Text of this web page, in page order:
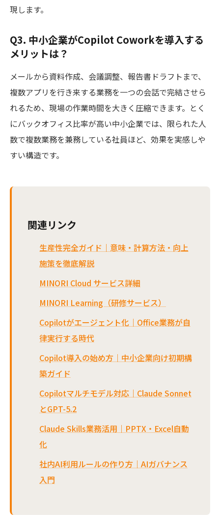
現します。
Q3. 中小企業がCopilot Coworkを導入する
メリットは？
メールから資料作成、会議調整、報告書ドラフトまで、
複数アプリを行き来する業務を一つの会話で完結させら
れるため、現場の作業時間を大きく圧縮できます。とく
にバックオフィス比率が高い中小企業では、限られた人
数で複数業務を兼務している社員ほど、効果を実感しや
すい構造です。
関連リンク
生産性完全ガイド｜意味・計算方法・向上
施策を徹底解説
MINORI Cloud サービス詳細
MINORI Learning（研修サービス）
Copilotがエージェント化｜Office業務が自
律実行する時代
Copilot導入の始め方｜中小企業向け初期構
築ガイド
Copilotマルチモデル対応｜Claude Sonnet
とGPT-5.2
Claude Skills業務活用｜PPTX・Excel自動
化
社内AI利用ルールの作り方｜AIガバナンス
入門